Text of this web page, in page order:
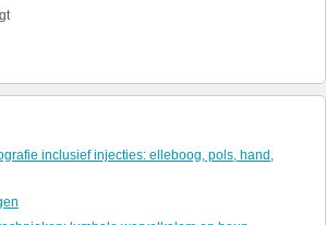
inclusief injecties: elleboog, pols, hand,